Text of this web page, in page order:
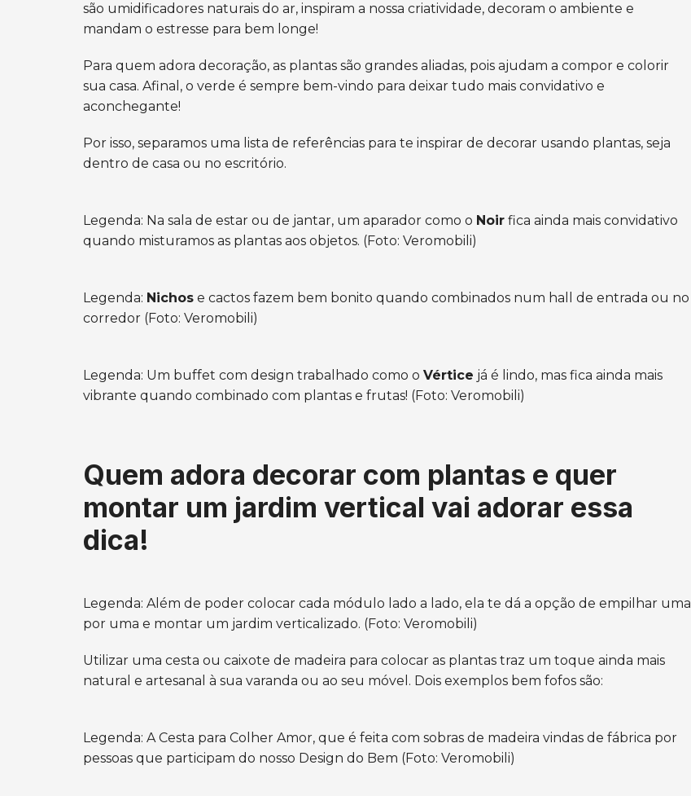
são umidificadores naturais do ar, inspiram a nossa criatividade, decoram o ambiente e
mandam o estresse para bem longe!
Para quem adora decoração, as plantas são grandes aliadas, pois ajudam a compor e colorir
sua casa. Afinal, o verde é sempre bem-vindo para deixar tudo mais convidativo e
aconchegante!
Por isso, separamos uma lista de referências para te inspirar de decorar usando plantas, seja
dentro de casa ou no escritório.
Legenda: Na sala de estar ou de jantar, um aparador como o Noir fica ainda mais convidativo
quando misturamos as plantas aos objetos. (Foto: Veromobili)
Legenda: Nichos e cactos fazem bem bonito quando combinados num hall de entrada ou no
corredor (Foto: Veromobili)
Legenda: Um buffet com design trabalhado como o Vértice já é lindo, mas fica ainda mais
vibrante quando combinado com plantas e frutas! (Foto: Veromobili)
Quem adora decorar com plantas e quer
montar um jardim vertical vai adorar essa
dica!
Legenda: Além de poder colocar cada módulo lado a lado, ela te dá a opção de empilhar uma
por uma e montar um jardim verticalizado. (Foto: Veromobili)
Utilizar uma cesta ou caixote de madeira para colocar as plantas traz um toque ainda mais
natural e artesanal à sua varanda ou ao seu móvel. Dois exemplos bem fofos são:
Legenda: A Cesta para Colher Amor, que é feita com sobras de madeira vindas de fábrica por
pessoas que participam do nosso Design do Bem (Foto: Veromobili)